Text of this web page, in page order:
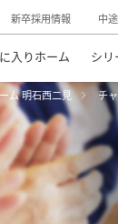
新卒採用情報 中
入りホーム シリ
ム 明石西二見 チ